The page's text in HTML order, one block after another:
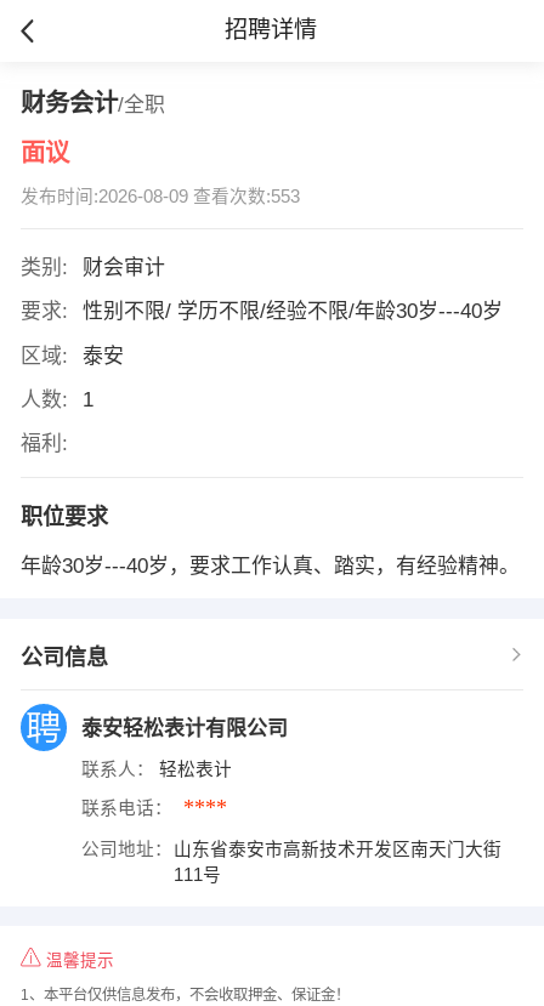
招聘详情
财务会计/全职
面议
发布时间:2026-08-09 查看次数:553
类别:
财会审计
要求:
性别不限/ 学历不限/经验不限/年龄30岁---40岁
区域:
泰安
人数:
1
福利:
职位要求
年龄30岁---40岁，要求工作认真、踏实，有经验精神。
公司信息
泰安轻松表计有限公司
联系人： 轻松表计
联系电话： ****
公司地址：
山东省泰安市高新技术开发区南天门大街
111号
温馨提示
1、本平台仅供信息发布，不会收取押金、保证金！